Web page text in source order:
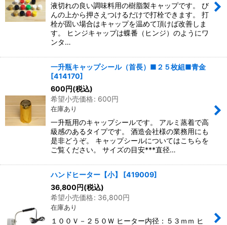
液切れの良い調味料用の樹脂製キャップです。 び
んの上から押さえつけるだけで打栓できます。 打
栓が固い場合はキャップを温めて頂けば改善しま
す。 ヒンジキャップは蝶番（ヒンジ）のようにワ
ンタ…
一升瓶キャップシール（首長）■２５枚組■青金
[414170]
600円(税込)
希望小売価格: 600円
在庫あり
一升瓶用のキャップシールです。 アルミ蒸着で高
級感のあるタイプです。 酒造会社様の業務用にも
是非どうぞ。 キャップシールについてはこちらを
ご覧ください。 サイズの目安***直径…
ハンドヒーター【小】 [419009]
36,800円(税込)
希望小売価格: 36,800円
在庫あり
１００Ｖ－２５０Ｗ ヒーター内径：５３ｍｍ ヒ